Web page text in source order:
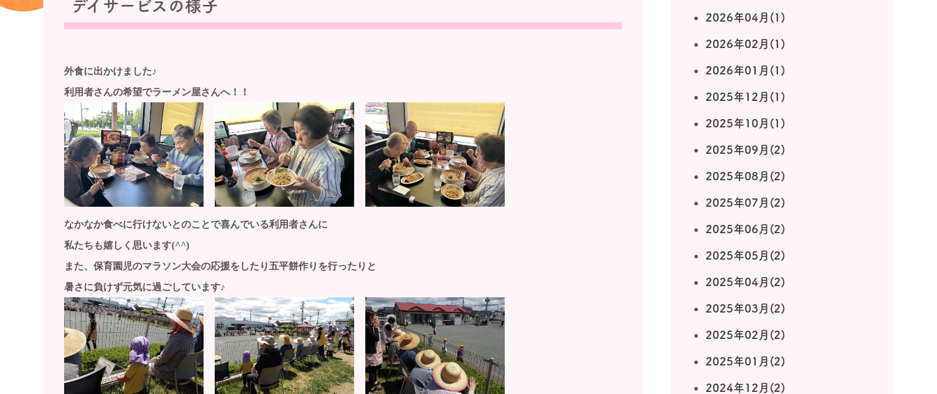
デイサービスの様子
外食に出かけました♪
利用者さんの希望でラーメン屋さんへ！！
なかなか食べに行けないとのことで喜んでいる利用者さんに
私たちも嬉しく思います(^^)
また、保育園児のマラソン大会の応援をしたり 五平餅作りを行ったりと
暑さに負けず元気に過ごしています♪
2026年04月(1)
2026年02月(1)
2026年01月(1)
2025年12月(1)
2025年10月(1)
2025年09月(2)
2025年08月(2)
2025年07月(2)
2025年06月(2)
2025年05月(2)
2025年04月(2)
2025年03月(2)
2025年02月(2)
2025年01月(2)
2024年12月(2)